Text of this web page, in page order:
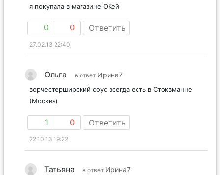
я покупала в магазине ОКей
0 0 Ответить
27.02.13 22:40
Ольга в ответ Ирина7
ворчестерширский соус всегда есть в Стоквманне
(Москва)
1 0 Ответить
22.10.13 19:22
Татьяна в ответ Ирина7